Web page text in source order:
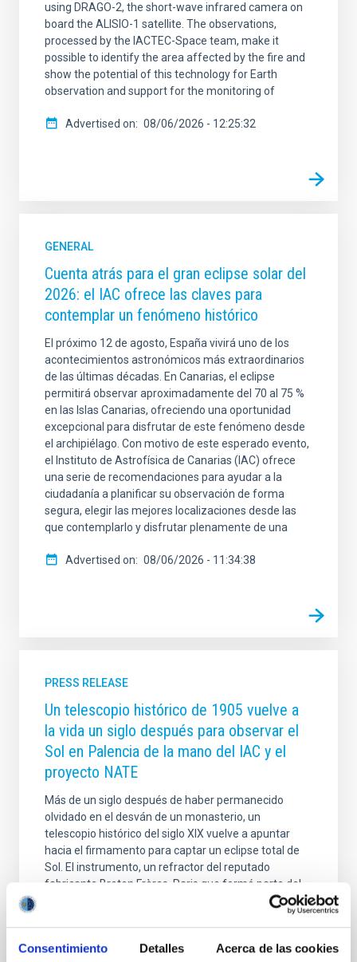
Consentimiento Detalles Acerca de las cookies
using DRAGO-2, the short-wave infrared camera on
board the ALISIO-1 satellite. The observations,
processed by the IACTEC-Space team, make it
possible to identify the area affected by the fire and
show the potential of this technology for Earth
observation and support for the monitoring of
Advertised on 08/06/2026 - 12:25:32
GENERAL
Cuenta atrás para el gran eclipse solar del
2026: el IAC ofrece las claves para
contemplar un fenómeno histórico
El próximo 12 de agosto, España vivirá uno de los
acontecimientos astronómicos más extraordinarios
de las últimas décadas. En Canarias, el eclipse
permitirá observar aproximadamente del 70 al 75 %
en las Islas Canarias, ofreciendo una oportunidad
excepcional para disfrutar de este fenómeno desde
el archipiélago. Con motivo de este esperado evento,
el Instituto de Astrofísica de Canarias (IAC) ofrece
una serie de recomendaciones para ayudar a la
ciudadanía a planificar su observación de forma
segura, elegir las mejores localizaciones desde las
que contemplarlo y disfrutar plenamente de una
Advertised on 08/06/2026 - 11:34:38
PRESS RELEASE
Un telescopio histórico de 1905 vuelve a
la vida un siglo después para observar el
Sol en Palencia de la mano del IAC y el
proyecto NATE
Más de un siglo después de haber permanecido
olvidado en el desván de un monasterio, un
telescopio histórico del siglo XIX vuelve a apuntar
hacia el firmamento para captar un eclipse total de
Sol. El instrumento, un refractor del reputado
fabricante Breton Frères, Paris que formó parte del
equipamiento científico desplegado en Palencia
durante el histórico eclipse solar total de 1905. Ahora,
recuperando su funcionamiento mecánico y óptico y